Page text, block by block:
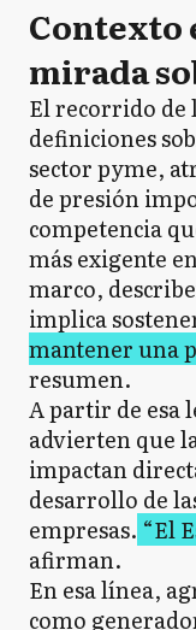
Contexto
mirada
El recorrido de
definiciones
sector pyme,
de presión
competencia
más exigente
marco,
implica
mantener una
resumen.
A partir de esa
advierten que
impactan
desarrollo de
empresas. “El
afirman.
En esa línea,
como